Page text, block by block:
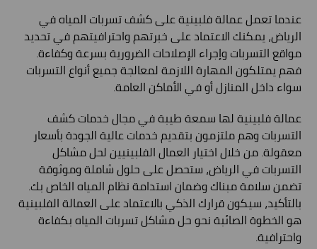
عندما تعمل عمالة فلبينية على كشف تسربات المياه في
الرياض، يمكنك الاعتماد على خبرتهم واحترافيتهم في تحديد
مواقع التسربات وإجراء الإصلاحات الضرورية بسرعة وكفاءة.
فهم يمتلكون المهارة اللازمة لمعالجة جميع أنواع التسربات
سواء داخل المنازل أو في الأماكن العامة.
عمالة فلبينية لها سمعة طيبة في مجال خدمات كشف
التسربات وهم ملتزمون بتقديم خدمات عالية الجودة بأسعار
معقولة. من خلال اختيار العمال الفلبينيين لحل مشاكل
التسربات في الرياض، ستحصل على حلول شاملة وموثوقة
تضمن سلامة مبناك وضمان استدامة نظام المياه الخاص بك.
بالتأكيد، سيكون قرارك الذكي بالاعتماد على العمالة الفلبينية
هو الخطوة الصائبة نحو حل مشاكل تسربات المياه بكفاءة
واحترافية.